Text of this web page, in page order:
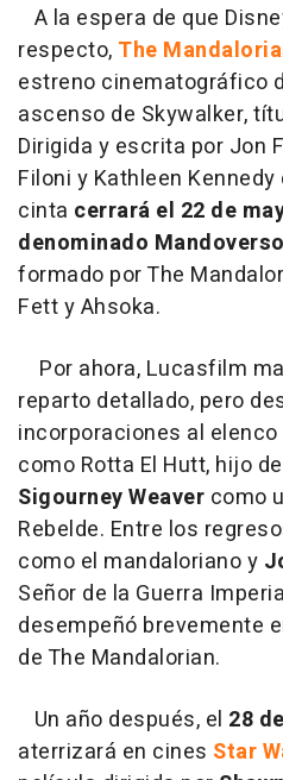
A la espera de que
respecto, The
estreno cinematográfico
ascenso de Skywalker,
Dirigida y escrita por Jon
Filoni y Kathleen
cinta cerrará el 22 de
denominado Mandoverso
formado por The
Fett y Ahsoka.
Por ahora, Lucasfilm
reparto detallado, pero
incorporaciones al elenco
como Rotta El Hutt, hijo
Sigourney Weaver como
Rebelde. Entre los
como el mandaloriano y
Señor de la Guerra
desempeñó brevemente
de The Mandalorian.
Un año después, el 28
aterrizará en cines Star